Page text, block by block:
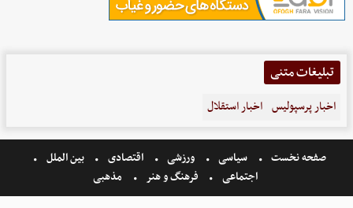
تبلیغات متنی
اخبار پرسپولیس اخبار استقلال
صفحه نخست سیاسی ورزشی اقتصادی
بین الملل
اجتماعی
فرهنگ و هنر مذهبی